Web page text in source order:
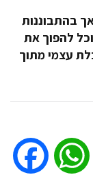
בהתבוננות
להפוך את
עצמי מתוך
Email
WhatsApp